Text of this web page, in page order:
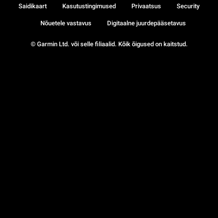
© Garmin Ltd. või selle filiaalid. Kõik õigused on kaitstud.
Saidikaart Kasutustingimused Privaatsus Security
Nõuetele vastavus Digitaalne juurdepääsetavus